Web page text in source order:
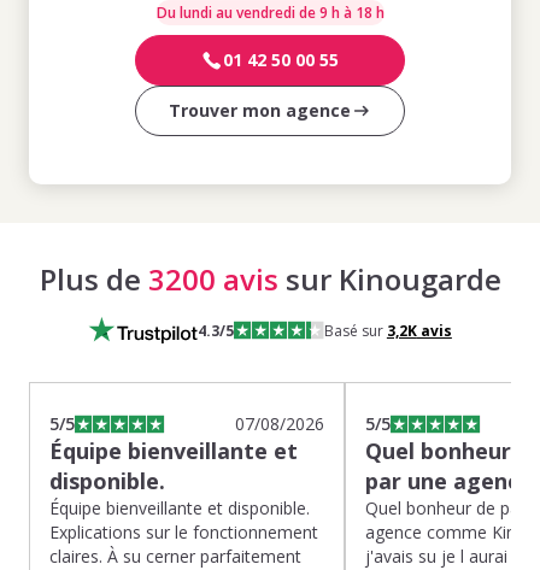
Du lundi au vendredi de 9 h à 18 h
01 42 50 00 55
Trouver mon agence
Plus de 3200 avis sur Kinougarde
4.3/5 Basé sur 3,2Kavis
5/5 07/08/2026
Équipe bienveillante et
disponible.
Équipe bienveillante et disponible.
Explications sur le fonctionnement
claires. À su cerner parfaitement
5/5
Quel bonheur
par une
Quel bonheur de
agence comme
j'avais su je l aurai